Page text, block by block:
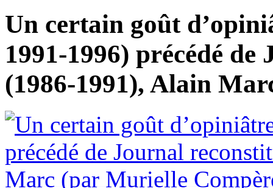
Un certain goût
1991-1996) précédé
(1986-1991), Alain